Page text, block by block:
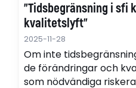
”Tidsbegränsning i sfi
kvalitetslyft”
2025-11-28
Om inte
de förändringar och
som nödvändiga